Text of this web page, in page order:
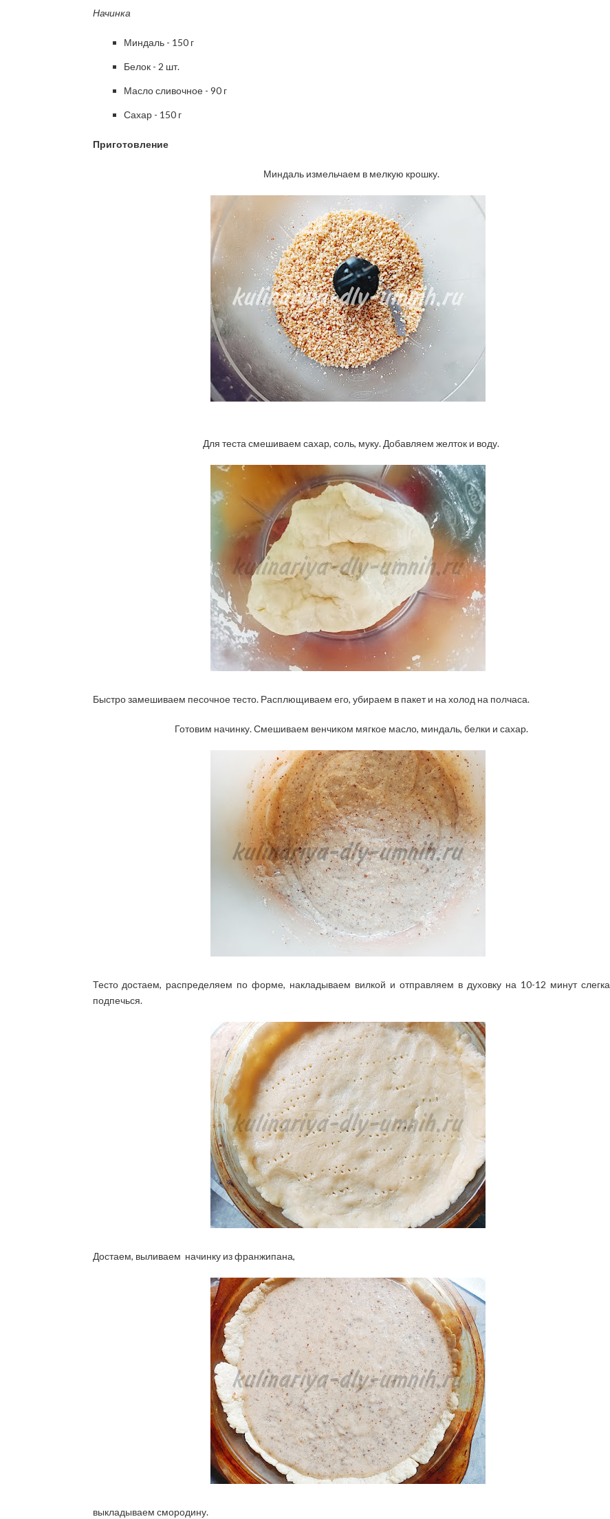
Начинка
Миндаль - 150 г
Белок - 2 шт.
Масло сливочное - 90 г
Сахар - 150 г
Приготовление
Миндаль измельчаем в мелкую крошку.
Для теста смешиваем сахар, соль, муку. Добавляем желток и воду.
Быстро замешиваем песочное тесто. Расплющиваем его, убираем в пакет и на холод на полчаса.
Готовим начинку. Смешиваем венчиком мягкое масло, миндаль, белки и сахар.
Тесто достаем, распределяем по форме, накладываем вилкой и отправляем в духовку на 10-12 минут слегка
подпечься.
Достаем, выливаем начинку из франжипана,
выкладываем смородину.